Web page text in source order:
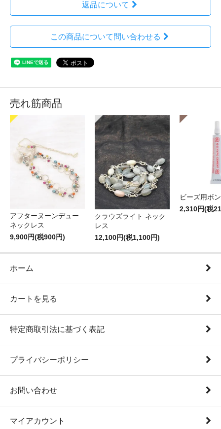
返品について
この商品について問い合わせる
売れ筋商品
アフターヌーンデュー
ネックレス
9,900円(税900円)
クラウズライト ネック
レス
12,100円(税1,100円)
ビーズ用ボ
2,310円(税
ホーム
カートを見る
特定商取引法に基づく表記
プライバシーポリシー
お問い合わせ
マイアカウント